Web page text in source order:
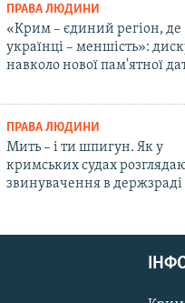
ПРАВА ЛЮДИНИ
«Крим – єдиний регіон, де
українці – меншість»:
навколо нової пам'ятної
ПРАВА ЛЮДИНИ
Мить – і ти шпигун. Як у
кримських судах
звинувачення в держзраді